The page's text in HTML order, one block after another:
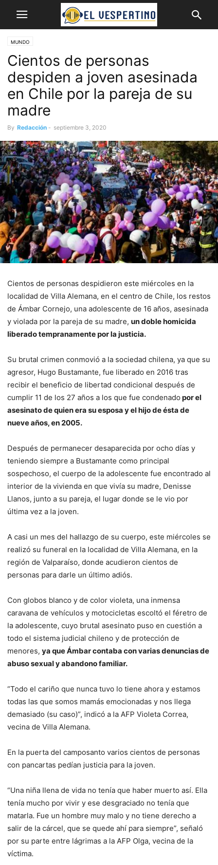
MUNDO
Cientos de personas
despiden a joven asesinada
en Chile por la pareja de su
madre
By Redacción - septiembre 3, 2020
Cientos de personas despidieron este miércoles en la
localidad de Villa Alemana, en el centro de Chile, los restos
de Ámbar Cornejo, una adolescente de 16 años, asesinada
y violada por la pareja de su madre, un doble homicida
liberado tempranamente por la justicia.
Su brutal crimen conmovió a la sociedad chilena, ya que su
agresor, Hugo Bustamante, fue liberado en 2016 tras
recibir el beneficio de libertad condicional después de
cumplir 11 de los 27 años a los que fue condenado por el
asesinato de quien era su esposa y el hijo de ésta de
nueve años, en 2005.
Después de permanecer desaparecida por ocho días y
teniendo siempre a Bustamante como principal
sospechoso, el cuerpo de la adolescente fue encontrado al
interior de la vivienda en que vivía su madre, Denisse
Llanos, junto a su pareja, el lugar donde se le vio por
última vez a la joven.
A casi un mes del hallazgo de su cuerpo, este miércoles se
realizó su funeral en la localidad de Villa Alemana, en la
región de Valparaíso, donde acudieron cientos de
personas para darle un último adiós.
Con globos blanco y de color violeta, una inmensa
caravana de vehículos y motocicletas escoltó el féretro de
la adolescente, cuyo brutal asesinato puso en cuestión a
todo el sistema judicial chileno y de protección de
menores, ya que Ámbar contaba con varias denuncias de
abuso sexual y abandono familiar.
“Todo el cariño que nunca tuvo lo tiene ahora y estamos
todas las que somos mamás emocionadas y nos llega
demasiado (su caso)”, indicó a la AFP Violeta Correa,
vecina de Villa Alemana.
En la puerta del camposanto varios cientos de personas
con pancartas pedían justicia para la joven.
“Una niña llena de vida no tenía que haber muerto así. Ella
tenía mucho por vivir y ese desgraciado no tenía que
matarla. Fue un hombre muy malo y no tiene derecho a
salir de la cárcel, que se quede ahí para siempre”, señaló
por su parte entre lágrimas a la AFP Olga, vecina de la
víctima.